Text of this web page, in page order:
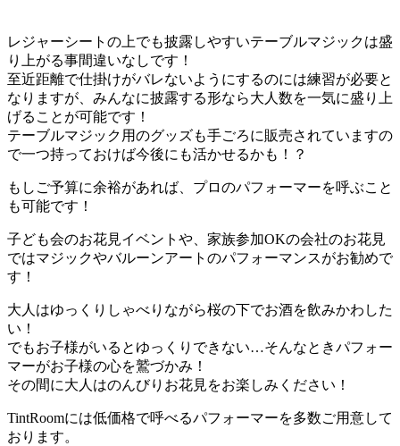
レジャーシートの上でも披露しやすいテーブルマジックは盛
り上がる事間違いなしです！
至近距離で仕掛けがバレないようにするのには練習が必要と
なりますが、みんなに披露する形なら大人数を一気に盛り上
げることが可能です！
テーブルマジック用のグッズも手ごろに販売されていますの
で一つ持っておけば今後にも活かせるかも！？
もしご予算に余裕があれば、 プロのパフォーマーを呼ぶこと
も可能です ！
子ども会のお花見イベントや、家族参加OKの会社のお花見
ではマジックやバルーンアートのパフォーマンスがお勧めで
す！
大人はゆっくりしゃべりながら桜の下でお酒を飲みかわした
い！
でもお子様がいるとゆっくりできない…そんなときパフォー
マーがお子様の心を鷲づかみ！
その間に大人はのんびりお花見をお楽しみください！
TintRoomには低価格で呼べるパフォーマーを多数ご用意して
おります。